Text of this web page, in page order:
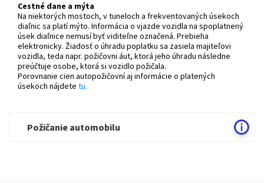
Cestné dane a mýta
Na niektorých mostoch, v tuneloch a frekventovaných úsekoch
diaľnic sa platí mýto. Informácia o vjazde vozidla na spoplatnený
úsek diaľnice nemusí byť viditeľne označená. Prebieha
elektronicky. Žiadosť o úhradu poplatku sa zasiela majiteľovi
vozidla, teda napr. požičovni áut, ktorá jeho úhradu následne
preúčtuje osobe, ktorá si vozidlo požičala.
Porovnanie cien autopožičovní aj informácie o platených
úsekoch nájdete tu.
Požičanie automobilu